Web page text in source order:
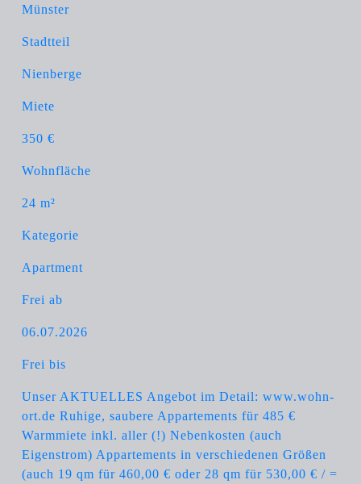
Münster
Stadtteil
Nienberge
Miete
350 €
Wohnfläche
24 m²
Kategorie
Apartment
Frei ab
06.07.2026
Frei bis
Unser AKTUELLES Angebot im Detail: www.wohn-
ort.de Ruhige, saubere Appartements für 485 €
Warmmiete inkl. aller (!) Nebenkosten (auch
Eigenstrom) Appartements in verschiedenen Größen
(auch 19 qm für 460,00 € oder 28 qm für 530,00 € / =